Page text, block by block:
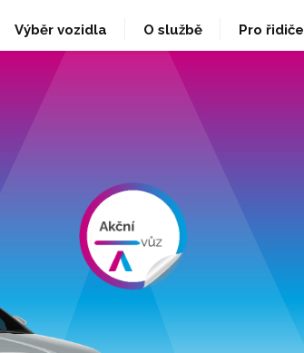
Výběr vozidla O službě Pro řidiče